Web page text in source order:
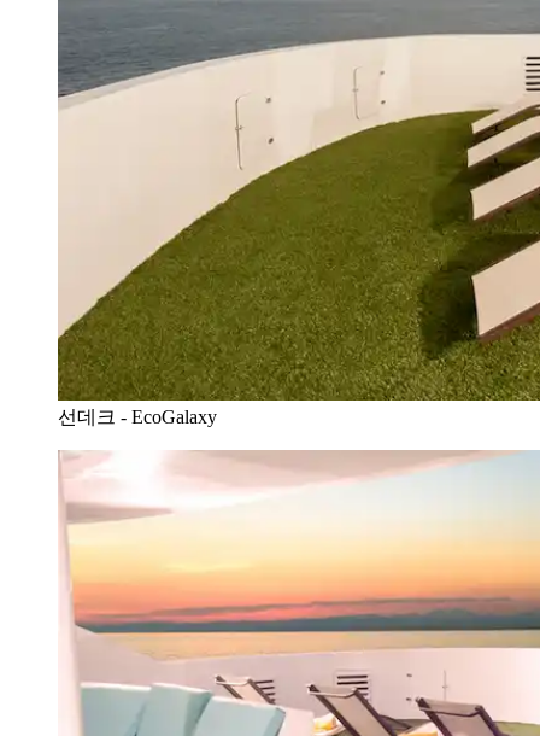
선데크 - EcoGalaxy